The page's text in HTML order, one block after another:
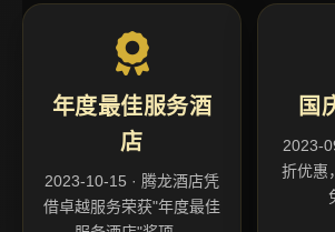
年度最佳服务酒
店
2023-10-15 · 腾龙酒店凭
借卓越服务荣获"年度最佳
国
2023-
折优惠